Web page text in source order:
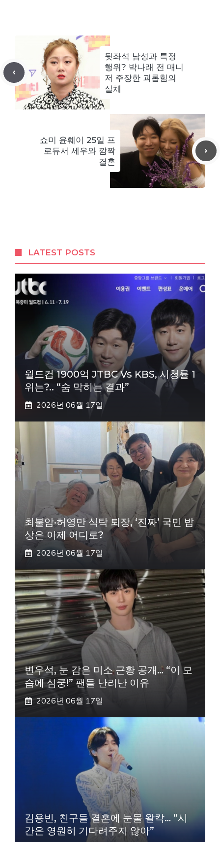
뒷좌석 남성과 특정
행위? 박나래 전 매니
저 주장한 괴롭힘의
실체
쇼미 윤훼이 25일 프
로듀서 세우와 깜짝
결혼
LATEST POSTS
월드컵 1900억 JTBC Vs KBS, 시청률 1
위는?.. “숨 막히는 결과”
2026년 06월 17일
최불암·허영만 식탁 퇴장, ‘진짜’ 국민 밥
상은 이제 어디로?
2026년 06월 17일
변우석, 눈 감은 미소 근황 공개… “이 모
습에 심쿵!” 팬들 난리난 이유
2026년 06월 17일
김용빈, 친구들 결혼에 눈물 왈칵… “시
간은 영원히 기다려주지 않아”